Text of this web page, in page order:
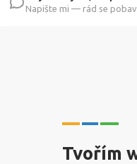
Napište mi — rád se
Tvořím